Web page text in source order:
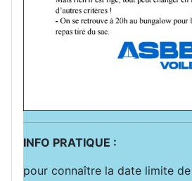
INFO PRATIQUE :
pour connaître la date limite